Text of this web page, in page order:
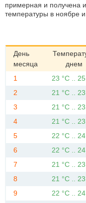
примерная и получена
температуры в ноябре
День
месяца
днем
1 23 °C ..
2
21 °C ..
3
21 °C ..
4
21 °C ..
5
22 °C ..
6
22 °C ..
7
21 °C ..
8
21 °C ..
9
22 °C ..